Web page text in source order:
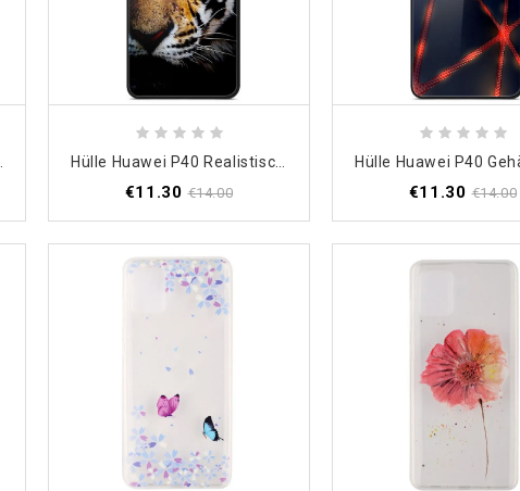
€11.30 €14.00 €11.30 €14.00